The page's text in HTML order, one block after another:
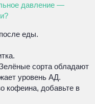
давление —
еды.
сорта обладают
уровень АД.
кофеина, добавьте в